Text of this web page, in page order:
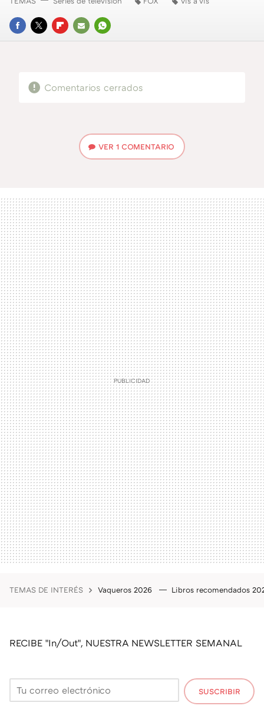
FACEBOOK
TWITTERFLIPBOARD
E-
WHATSAPP
Comentarios cerrados
VER1 COMENTARIO
TEMAS DE INTERÉS Vaqueros 2026 Libros recomendados
RECIBE "In/Out", NUESTRA NEWSLETTER SEMANAL
SUSCRIBIR